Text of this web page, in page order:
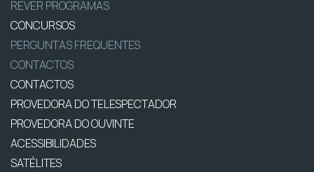
REVER PROGRAMAS
CONCURSOS
PERGUNTAS FREQUENTES
CONTACTOS
CONTACTOS
PROVEDORA DO TELESPECTADOR
PROVEDORA DO OUVINTE
ACESSIBILIDADES
SATÉLITES